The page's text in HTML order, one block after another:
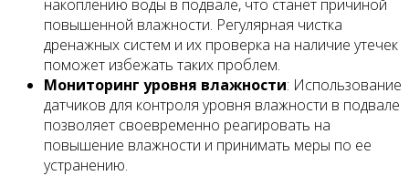
накоплению воды в подвале, что станет причиной
повышенной влажности. Регулярная чистка
дренажных систем и их проверка на наличие утечек
поможет избежать таких проблем.
Мониторинг уровня влажности: Использование
датчиков для контроля уровня влажности в подвале
позволяет своевременно реагировать на
повышение влажности и принимать меры по ее
устранению.